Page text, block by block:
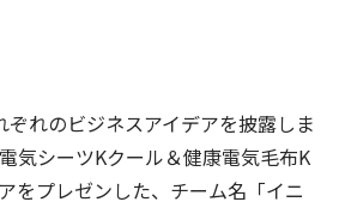
れのビジネスアイデアを披露しま
気シーツKクール＆健康電気毛布K
をプレゼンした、チーム名「イニ